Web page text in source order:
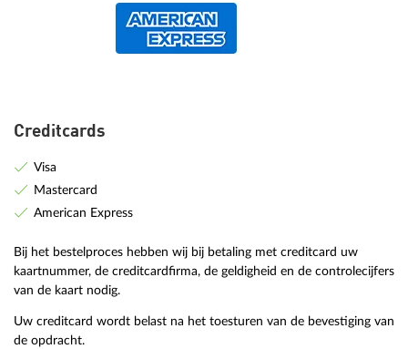
Creditcards
Visa
Mastercard
American Express
Bij het bestelproces hebben wij bij betaling met creditcard uw
kaartnummer, de creditcardfirma, de geldigheid en de controlecijfers
van de kaart nodig.
Uw creditcard wordt belast na het toesturen van de bevestiging van
de opdracht.